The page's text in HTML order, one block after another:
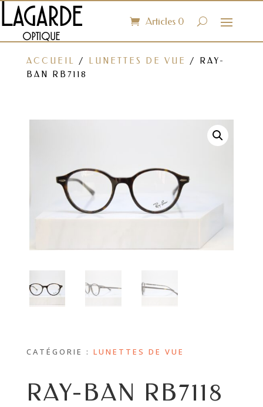
Articles 0
ACCUEIL / LUNETTES DE VUE
/ RAY-
BAN RB7118
CATÉGORIE : LUNETTES DE VUE
RAY-BAN RB7118